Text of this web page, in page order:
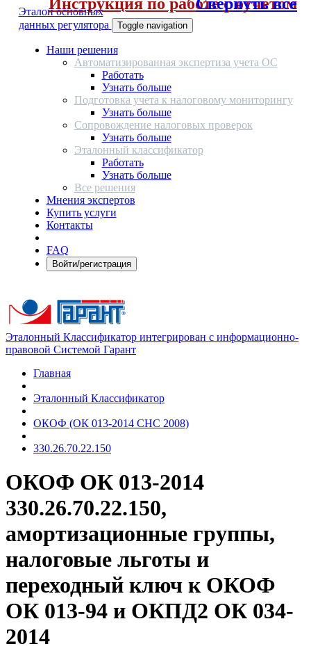
Эталон основных
данных регулятора
Toggle navigation
Наши решения
Автоматизированная экспертиза учета ОС
Работать
Узнать больше
Подготовка учета к налоговому мониторингу
Узнать больше
Сопровождение налоговых проверок
Узнать больше
Эталонный классификатор
Работать
Узнать больше
Все решения
Мнения экспертов
Купить услуги
Контакты
FAQ
Войти/регистрация
Эталонный Классификатор интегрирован с информационно-
правовой Системой Гарант
Главная
Эталонный Классификатор
ОКОФ (ОК 013-2014 СНС 2008)
330.26.70.22.150
ОКОФ ОК 013-2014
330.26.70.22.150,
амортизационные группы,
налоговые льготы и
переходный ключ к ОКОФ
ОК 013-94 и ОКПД2 ОК 034-
2014